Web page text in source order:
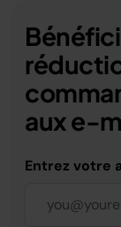
aux e-
Entrez votre